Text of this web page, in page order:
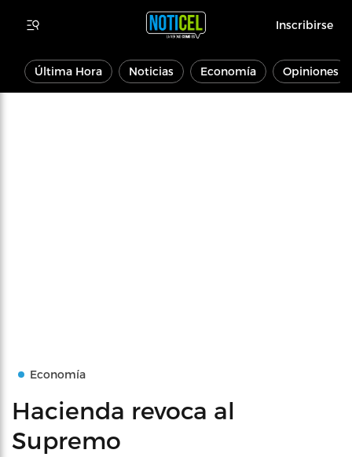
Inscribirse
Última Hora Noticias Economía Opiniones
Economía
Hacienda revoca al
Supremo